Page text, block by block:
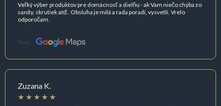
Veľký výber produktov pre domácnosť a dielňu - ak Vam niečo chýba zo
sanity, skrutiek atď.. Obsluha je milá a rada poradí, vysvetlí. Vrelo
odporúčam.
Zdroj:
Zuzana K.